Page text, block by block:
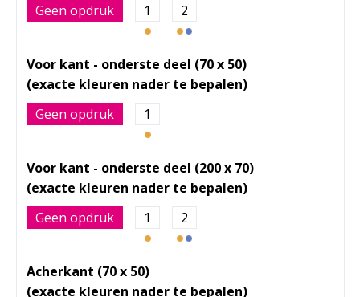
Geen opdruk 1 2
Voor kant - onderste deel (70 x 50)
Geen opdruk 1
Voor kant - onderste deel (200 x 70)
Geen opdruk 1 2
Acherkant (70 x 50)